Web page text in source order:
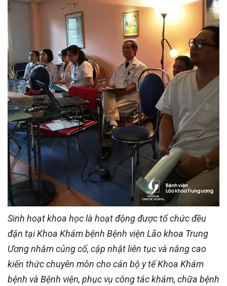
Sinh hoạt khoa học là hoạt động được tổ chức đều
đặn tại Khoa Khám bệnh Bệnh viện Lão khoa Trung
Ương nhằm củng cố, cập nhật liên tục và nâng cao
kiến thức chuyên môn cho cán bộ y tế Khoa Khám
bệnh và Bệnh viện, phục vụ công tác khám, chữa bệnh